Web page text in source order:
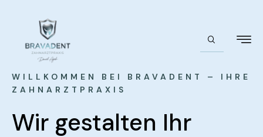
WILLKOMMEN BEI BRAVADENT – IHRE
ZAHNARZTPRAXIS
Wir gestalten Ihr